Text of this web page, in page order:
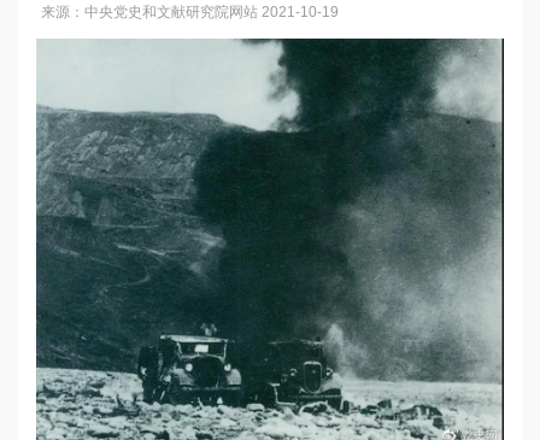
来源：中央党史和文献研究院网站 2021-10-19